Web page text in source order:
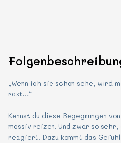
„Wenn ich sie schon sehe, wird
rast…“
Kennst du diese Begegnungen
massiv reizen. Und zwar so
reagiert! Dazu kommt das